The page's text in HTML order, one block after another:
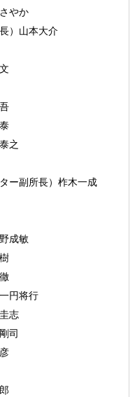
やか
）山本大介
之
ー副所長）柞木一成
成敏
円将行
志
司